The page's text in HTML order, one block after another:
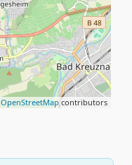
OpenStreetMapcontributors